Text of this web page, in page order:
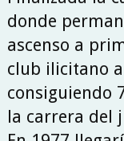
donde
ascenso a
club ilicitano
consiguiendo
la carrera del